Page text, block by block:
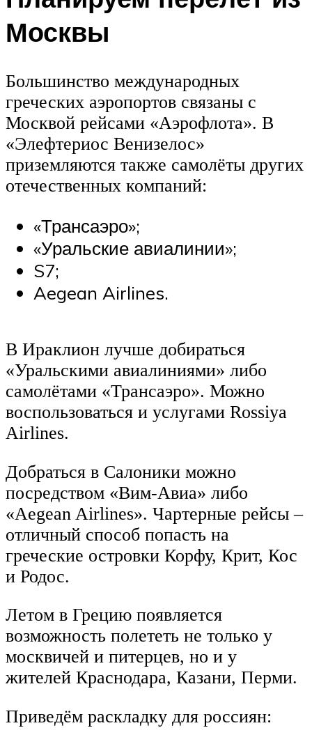
Москвы
Большинство международных
греческих аэропортов связаны с
Москвой рейсами «Аэрофлота». В
«Элефтериос Венизелос»
приземляются также самолёты других
отечественных компаний:
«Трансаэро»;
«Уральские авиалинии»;
S7;
Aegean Airlines.
В Ираклион лучше добираться
«Уральскими авиалиниями» либо
самолётами «Трансаэро». Можно
воспользоваться и услугами Rossiya
Airlines.
Добраться в Салоники можно
посредством «Вим-Авиа» либо
«Aegean Airlines». Чартерные рейсы –
отличный способ попасть на
греческие островки Корфу, Крит, Кос
и Родос.
Летом в Грецию появляется
возможность полететь не только у
москвичей и питерцев, но и у
жителей Краснодара, Казани, Перми.
Приведём раскладку для россиян: